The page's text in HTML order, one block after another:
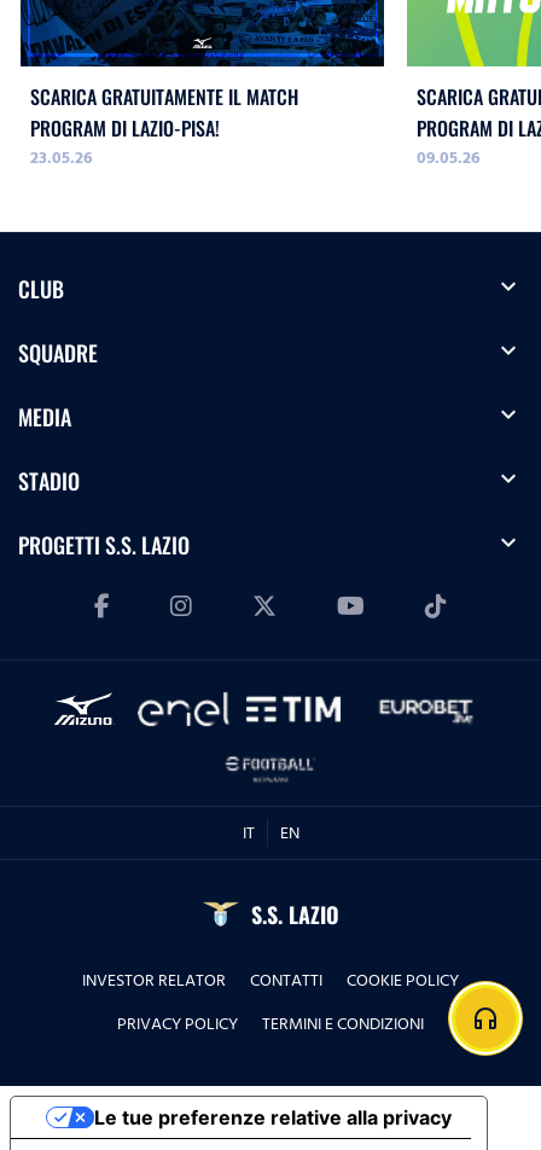
SCARICA GRATUITAMENTE IL MATCH
PROGRAM DI LAZIO-PISA!
23.05.26
SCARICA
PROGRAM DI
WOMEN!
09.05.26
CLUB expand_more
SQUADRE expand_more
MEDIA expand_more
STADIO expand_more
PROGETTI S.S. LAZIO expand_more
IT EN
S.S. LAZIO
INVESTOR RELATOR CONTATTI
COOKIE POLICY
PRIVACY POLICY
TERMINI E CONDIZIONI headphones
Le tue preferenze relative alla privacy